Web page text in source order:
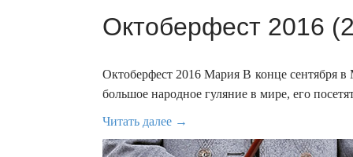
Октоберфест 2016
Октоберфест 2016 Мария В конце сентября
большое народное гуляние в мире, его
Читать далее →